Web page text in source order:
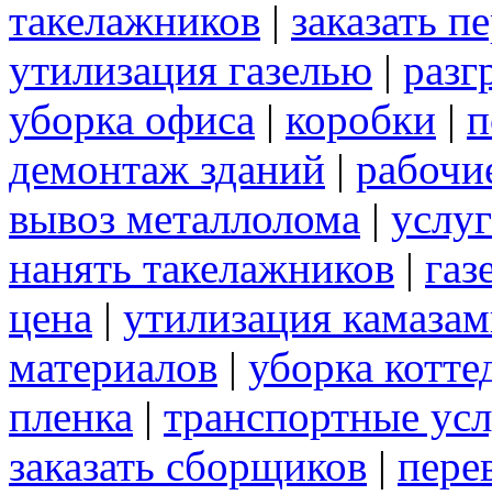
такелажников | заказать
утилизация газелью |
уборка офиса | коробки |
демонтаж зданий |
вывоз металлолома |
нанять такелажников |
цена | утилизация
материалов | уборка
пленка | транспортные
заказать сборщиков |